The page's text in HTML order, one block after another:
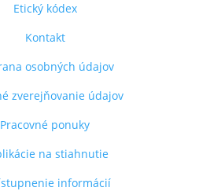
Etický kódex
Kontakt
osobných údajov
zverejňovanie údajov
Pracovné ponuky
na stiahnutie
informácií